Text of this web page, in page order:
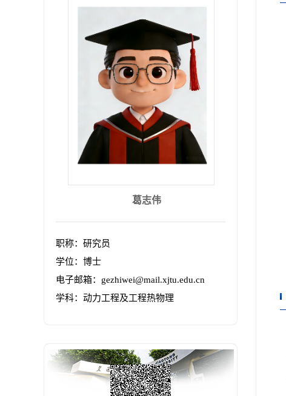
葛志伟
职称：研究员
学位：博士
电子邮箱： gezhiwei@mail.xjtu.edu.cn
学科：动力工程及工程热物理